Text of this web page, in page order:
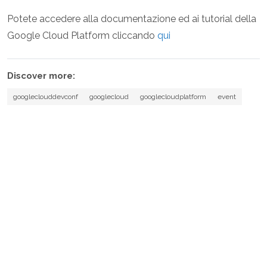
Potete accedere alla documentazione ed ai tutorial della
Google Cloud Platform cliccando qui
Discover more:
googleclouddevconf googlecloud googlecloudplatform event